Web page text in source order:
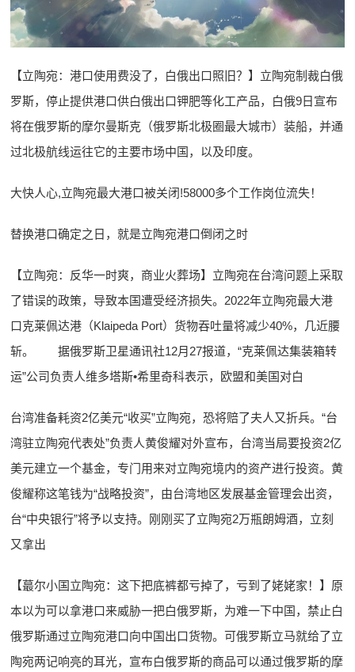
【立陶宛：港口使用费没了，白俄出口照旧？】立陶宛制裁白俄
罗斯，停止提供港口供白俄出口钾肥等化工产品，白俄9日宣布
将在俄罗斯的摩尔曼斯克（俄罗斯北极圈最大城市）装船，并通
过北极航线运往它的主要市场中国，以及印度。
大快人心,立陶宛最大港口被关闭!58000多个工作岗位流失！
替换港口确定之日，就是立陶宛港口倒闭之时
【立陶宛：反华一时爽，商业火葬场】立陶宛在台湾问题上采取
了错误的政策，导致本国遭受经济损失。2022年立陶宛最大港
口克莱佩达港（Klaipeda Port）货物吞吐量将减少40%，几近腰
斩。 据俄罗斯卫星通讯社12月27报道，“克莱佩达集装箱转
运”公司负责人维多塔斯•希里奇科表示，欧盟和美国对白
台湾准备耗资2亿美元“收买”立陶宛，恐将赔了夫人又折兵。“台
湾驻立陶宛代表处”负责人黄俊耀对外宣布，台湾当局要投资2亿
美元建立一个基金，专门用来对立陶宛境内的资产进行投资。黄
俊耀称这笔钱为“战略投资”，由台湾地区发展基金管理会出资，
台“中央银行”将予以支持。刚刚买了立陶宛2万瓶朗姆酒，立刻
又拿出
【蕞尔小国立陶宛：这下把底裤都亏掉了，亏到了姥姥家！】原
本以为可以拿港口来威胁一把白俄罗斯，为难一下中国，禁止白
俄罗斯通过立陶宛港口向中国出口货物。可俄罗斯立马就给了立
陶宛两记响亮的耳光，宣布白俄罗斯的商品可以通过俄罗斯的摩